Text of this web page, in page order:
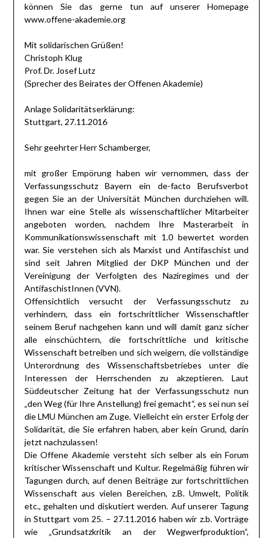
können Sie das gerne tun auf unserer Homepage
www.offene-akademie.org
Mit solidarischen Grüßen!
Christoph Klug
Prof. Dr. Josef Lutz
(Sprecher des Beirates der Offenen Akademie)
Anlage Solidaritätserklärung:
Stuttgart, 27.11.2016
Sehr geehrter Herr Schamberger,
mit großer Empörung haben wir vernommen, dass der
Verfassungsschutz Bayern ein de-facto Berufsverbot
gegen Sie an der Universität München durchziehen will.
Ihnen war eine Stelle als wissenschaftlicher Mitarbeiter
angeboten worden, nachdem Ihre Masterarbeit in
Kommunikationswissenschaft mit 1.0 bewertet worden
war. Sie verstehen sich als Marxist und Antifaschist und
sind seit Jahren Mitglied der DKP München und der
Vereinigung der Verfolgten des Naziregimes und der
AntifaschistInnen (VVN).
Offensichtlich versucht der Verfassungsschutz zu
verhindern, dass ein fortschrittlicher Wissenschaftler
seinem Beruf nachgehen kann und will damit ganz sicher
alle einschüchtern, die fortschrittliche und kritische
Wissenschaft betreiben und sich weigern, die vollständige
Unterordnung des Wissenschaftsbetriebes unter die
Interessen der Herrschenden zu akzeptieren. Laut
Süddeutscher Zeitung hat der Verfassungsschutz nun
„den Weg (für Ihre Anstellung) frei gemacht“, es sei nun sei
die LMU München am Zuge. Vielleicht ein erster Erfolg der
Solidarität, die Sie erfahren haben, aber kein Grund, darin
jetzt nachzulassen!
Die Offene Akademie versteht sich selber als ein Forum
kritischer Wissenschaft und Kultur. Regelmäßig führen wir
Tagungen durch, auf denen Beiträge zur fortschrittlichen
Wissenschaft aus vielen Bereichen, z.B. Umwelt, Politik
etc., gehalten und diskutiert werden. Auf unserer Tagung
in Stuttgart vom 25. – 27.11.2016 haben wir z.b. Vorträge
wie „Grundsatzkritik an der Wegwerfproduktion“,